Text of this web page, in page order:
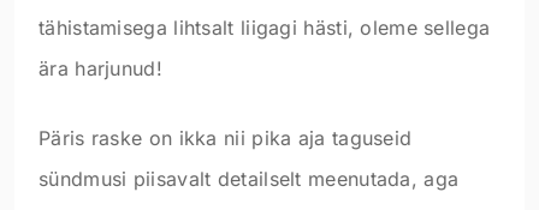
tähistamisega lihtsalt liigagi hästi, oleme sellega
ära harjunud!
Päris raske on ikka nii pika aja taguseid
sündmusi piisavalt detailselt meenutada, aga